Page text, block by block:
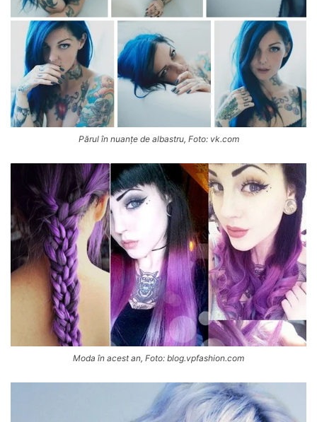
Părul în nuanțe de albastru, Foto: vk.com
Moda în acest an, Foto: blog.vpfashion.com